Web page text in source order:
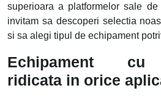
superioara a platformelor sale
invitam sa descoperi selectia
si sa alegi tipul de echipament
Echipament cu
ridicata in orice